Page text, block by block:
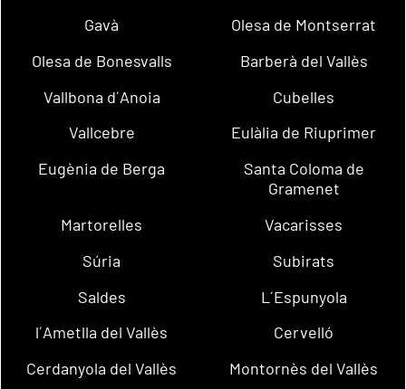
Gavà
Olesa de Montserrat
Olesa de Bonesvalls
Barberà del Vallès
Vallbona d´Anoia
Cubelles
Vallcebre
Eulàlia de Riuprimer
Eugènia de Berga
Santa Coloma de
Gramenet
Martorelles
Vacarisses
Súria
Subirats
Saldes
L´Espunyola
l´Ametlla del Vallès
Cervelló
Cerdanyola del Vallès
Montornès del Vallès